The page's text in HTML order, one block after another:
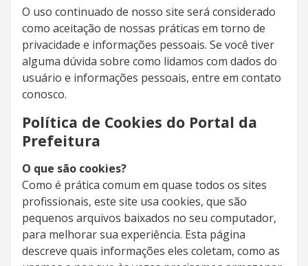
O uso continuado de nosso site será considerado
como aceitação de nossas práticas em torno de
privacidade e informações pessoais. Se você tiver
alguma dúvida sobre como lidamos com dados do
usuário e informações pessoais, entre em contato
conosco.
Política de Cookies do Portal da
Prefeitura
O que são cookies?
Como é prática comum em quase todos os sites
profissionais, este site usa cookies, que são
pequenos arquivos baixados no seu computador,
para melhorar sua experiência. Esta página
descreve quais informações eles coletam, como as